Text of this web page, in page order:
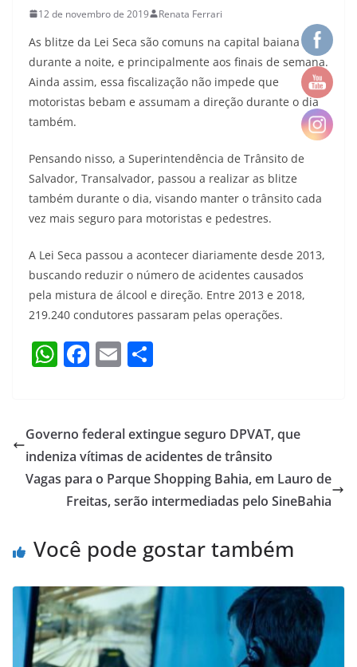
12 de novembro de 2019 Renata Ferrari
As blitze da Lei Seca são comuns na capital baiana
durante a noite, e principalmente aos finais de semana.
Ainda assim, essa fiscalização não impede que
motoristas bebam e assumam a direção durante o dia
também.
Pensando nisso, a Superintendência de Trânsito de
Salvador, Transalvador, passou a realizar as blitze
também durante o dia, visando manter o trânsito cada
vez mais seguro para motoristas e pedestres.
A Lei Seca passou a acontecer diariamente desde 2013,
buscando reduzir o número de acidentes causados
pela mistura de álcool e direção. Entre 2013 e 2018,
219.240 condutores passaram pelas operações.
W
h
s
A
p
p
F
a
e
b
o
o
E
m
l e
Governo federal extingue seguro DPVAT, que
indeniza vítimas de acidentes de trânsito
Vagas para o Parque Shopping Bahia, em Lauro de
Freitas, serão intermediadas pelo SineBahia
Você pode gostar também